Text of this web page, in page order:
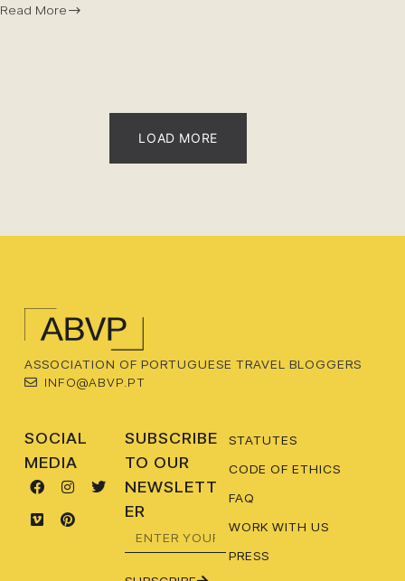
Read More
LOAD MORE
ASSOCIATION OF PORTUGUESE TRAVEL BLOGGERS
INFO@ABVP.PT
SOCIAL
MEDIA
SUBSCRIBE
TO OUR
NEWSLETT
ER
STATUTES
CODE OF ETHICS
FAQ
WORK WITH US
PRESS